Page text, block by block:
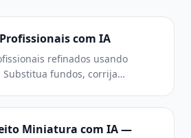
com IA
refinados usando
fundos, corrija
Miniatura com IA —